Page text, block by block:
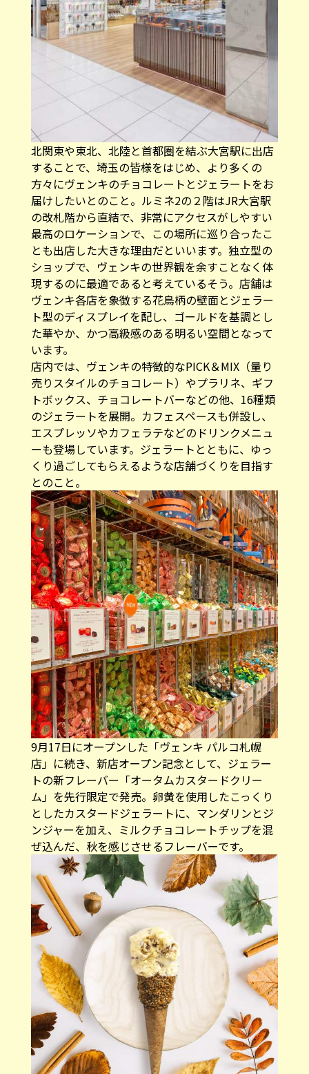
北関東や東北、北陸と首都圏を結ぶ大宮駅に出店
することで、埼玉の皆様をはじめ、より多くの
方々にヴェンキのチョコレートとジェラートをお
届けしたいとのこと。ルミネ2の２階はJR大宮駅
の改札階から直結で、非常にアクセスがしやすい
最高のロケーションで、この場所に巡り合ったこ
とも出店した大きな理由だといいます。独立型の
ショップで、ヴェンキの世界観を余すことなく体
現するのに最適であると考えているそう。店舗は
ヴェンキ各店を象徴する花鳥柄の壁面とジェラー
ト型のディスプレイを配し、ゴールドを基調とし
た華やか、かつ高級感のある明るい空間となって
います。
店内では、ヴェンキの特徴的なPICK＆MIX（量り
売りスタイルのチョコレート）やプラリネ、ギフ
トボックス、チョコレートバーなどの他、16種類
のジェラートを展開。カフェスペースも併設し、
エスプレッソやカフェラテなどのドリンクメニュ
ーも登場しています。ジェラートとともに、ゆっ
くり過ごしてもらえるような店舗づくりを目指す
とのこと。
9月17日にオープンした「ヴェンキ パルコ札幌
店」に続き、新店オープン記念として、ジェラー
トの新フレーバー「オータムカスタードクリー
ム」を先行限定で発売。卵黄を使用したこっくり
としたカスタードジェラートに、マンダリンとジ
ンジャーを加え、ミルクチョコレートチップを混
ぜ込んだ、秋を感じさせるフレーバーです。